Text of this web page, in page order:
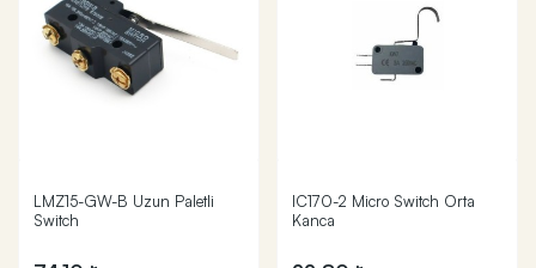
LMZ15-GW-B Uzun Paletli
Switch
IC170-2 Micro Switch Orta
Kanca